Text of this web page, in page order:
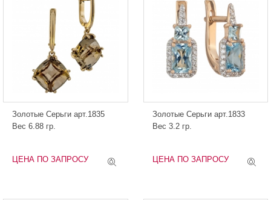
Золотые Серьги арт.1835
Вес 6.88 гр.
ЦЕНА ПО ЗАПРОСУ
Золотые Серьги арт.1833
Вес 3.2 гр.
ЦЕНА ПО ЗАПРОСУ